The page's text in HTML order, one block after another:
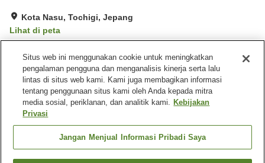
Kota Nasu, Tochigi, Jepang
Lihat di peta
Fasilitas properti
Tempat parkir
Pemandian udara terbuka
Pemandian besar (air
Situs web ini menggunakan cookie untuk meningkatkan
pengalaman pengguna dan menganalisis kinerja serta lalu
lintas di situs web kami. Kami juga membagikan informasi
tentang penggunaan situs kami oleh Anda kepada mitra
media sosial, periklanan, dan analitik kami. Kebijakan
Privasi
Jangan Menjual Informasi Pribadi Saya